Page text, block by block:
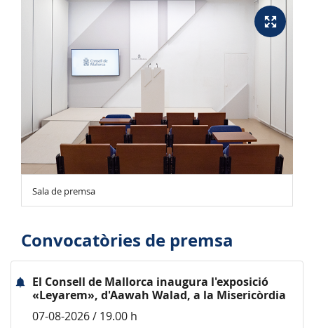
Sala de premsa
Convocatòries de premsa
El Consell de Mallorca inaugura l'exposició
«Leyarem», d'Aawah Walad, a la Misericòrdia
07-08-2026 / 19.00 h